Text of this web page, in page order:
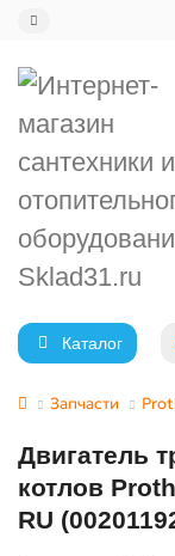
Каталог
Запчасти
Двигатель
котлов
RU